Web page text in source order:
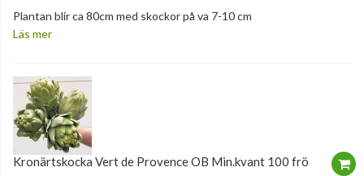
Plantan blir ca 80cm med skockor på va 7-10 cm
Läs mer
Kronärtskocka Vert de Provence OB Min.kvant 100 frö